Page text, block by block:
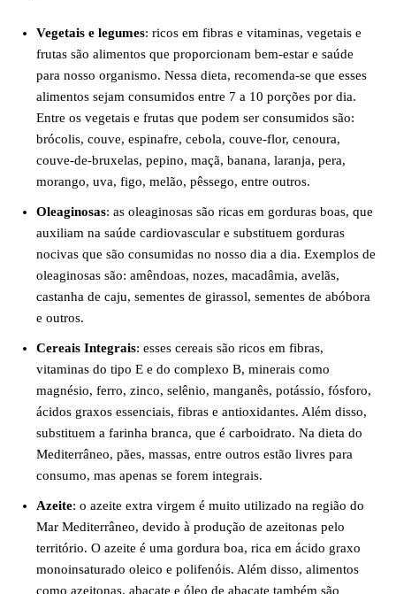
Vegetais e legumes: ricos em fibras e vitaminas, vegetais e
frutas são alimentos que proporcionam bem-estar e saúde
para nosso organismo. Nessa dieta, recomenda-se que esses
alimentos sejam consumidos entre 7 a 10 porções por dia.
Entre os vegetais e frutas que podem ser consumidos são:
brócolis, couve, espinafre, cebola, couve-flor, cenoura,
couve-de-bruxelas, pepino, maçã, banana, laranja, pera,
morango, uva, figo, melão, pêssego, entre outros.
Oleaginosas: as oleaginosas são ricas em gorduras boas, que
auxiliam na saúde cardiovascular e substituem gorduras
nocivas que são consumidas no nosso dia a dia. Exemplos de
oleaginosas são: amêndoas, nozes, macadâmia, avelãs,
castanha de caju, sementes de girassol, sementes de abóbora
e outros.
Cereais Integrais: esses cereais são ricos em fibras,
vitaminas do tipo E e do complexo B, minerais como
magnésio, ferro, zinco, selênio, manganês, potássio, fósforo,
ácidos graxos essenciais, fibras e antioxidantes. Além disso,
substituem a farinha branca, que é carboidrato. Na dieta do
Mediterrâneo, pães, massas, entre outros estão livres para
consumo, mas apenas se forem integrais.
Azeite: o azeite extra virgem é muito utilizado na região do
Mar Mediterrâneo, devido à produção de azeitonas pelo
território. O azeite é uma gordura boa, rica em ácido graxo
monoinsaturado oleico e polifenóis. Além disso, alimentos
como azeitonas, abacate e óleo de abacate também são